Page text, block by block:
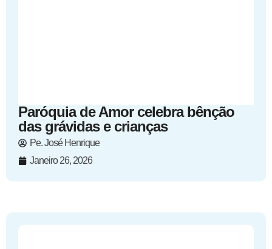
Paróquia de Amor celebra bênção
das grávidas e crianças
Pe. José Henrique
Janeiro 26, 2026